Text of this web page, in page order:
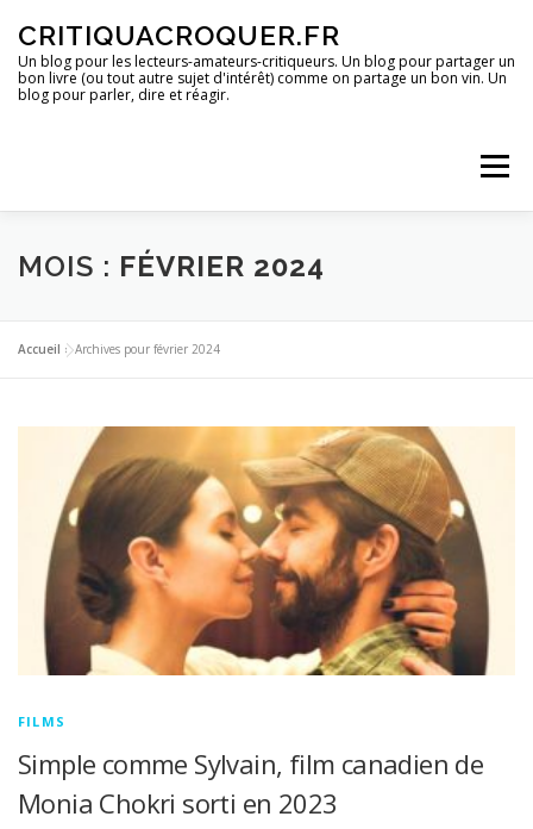
contenu
CRITIQUACROQUER.FR
Un blog pour les lecteurs-amateurs-critiqueurs. Un blog pour partager un
bon livre (ou tout autre sujet d'intérêt) comme on partage un bon vin. Un
blog pour parler, dire et réagir.
Menu
ACCUEIL UN BLOG ? DES LIVRES
DES IMAGES DES SPECTACLES
DES BONS PLANS
MOIS : FÉVRIER 2024
Accueil »Archives pour février 2024
FILMS
Simple comme Sylvain, film canadien de
Monia Chokri sorti en 2023